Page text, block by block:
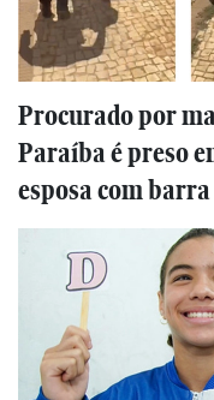
Procurado por
Paraíba é preso
esposa com